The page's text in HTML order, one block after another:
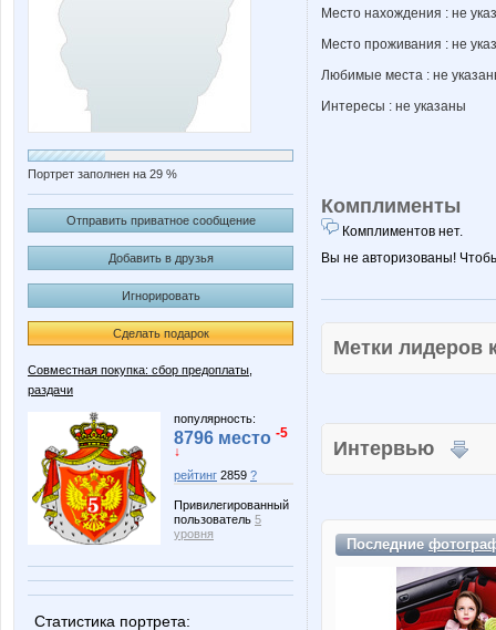
Портрет заполнен на 29 %
Отправить приватное сообщение
Добавить в друзья
Игнорировать
Сделать подарок
Совместная покупка: сбор предоплаты,
раздачи
популярность:
8796 место -5
↓
рейтинг 2859 ?
Привилегированный
пользователь 5
уровня
Статистика портрета:
Место нахождения : не
Место проживания : не
Любимые места : не
Интересы : не указаны
Комплименты
Комплиментов нет.
Вы не авторизованы!
Метки
Интервью
Последние